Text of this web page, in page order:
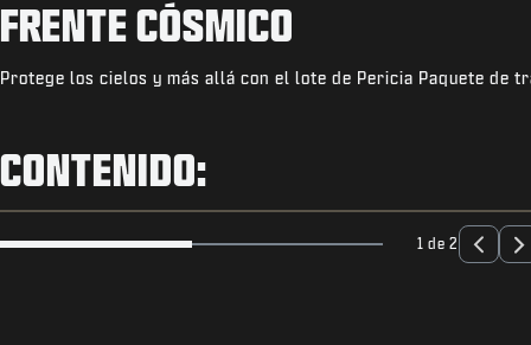
FRENTE CÓSMICO
Protege los cielos y más allá con el lote de Pericia Paquete de
CONTENIDO:
1 de 2